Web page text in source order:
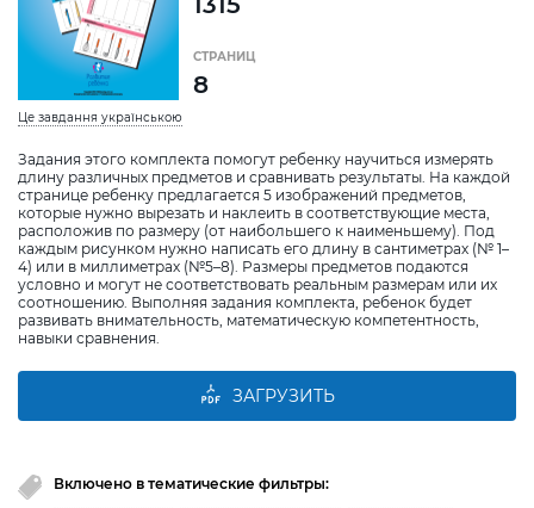
Це завдання українською
Задания этого комплекта помогут ребенку научиться измерять
длину различных предметов и сравнивать результаты. На каждой
странице ребенку предлагается 5 изображений предметов,
которые нужно вырезать и наклеить в соответствующие места,
расположив по размеру (от наибольшего к наименьшему). Под
каждым рисунком нужно написать его длину в сантиметрах (№ 1–
4) или в миллиметрах (№5–8). Размеры предметов подаются
условно и могут не соответствовать реальным размерам или их
соотношению. Выполняя задания комплекта, ребенок будет
развивать внимательность, математическую компетентность,
навыки сравнения.
СТРАНИЦ
8
ЗАГРУЗИТЬ
Включено в тематические фильтры: